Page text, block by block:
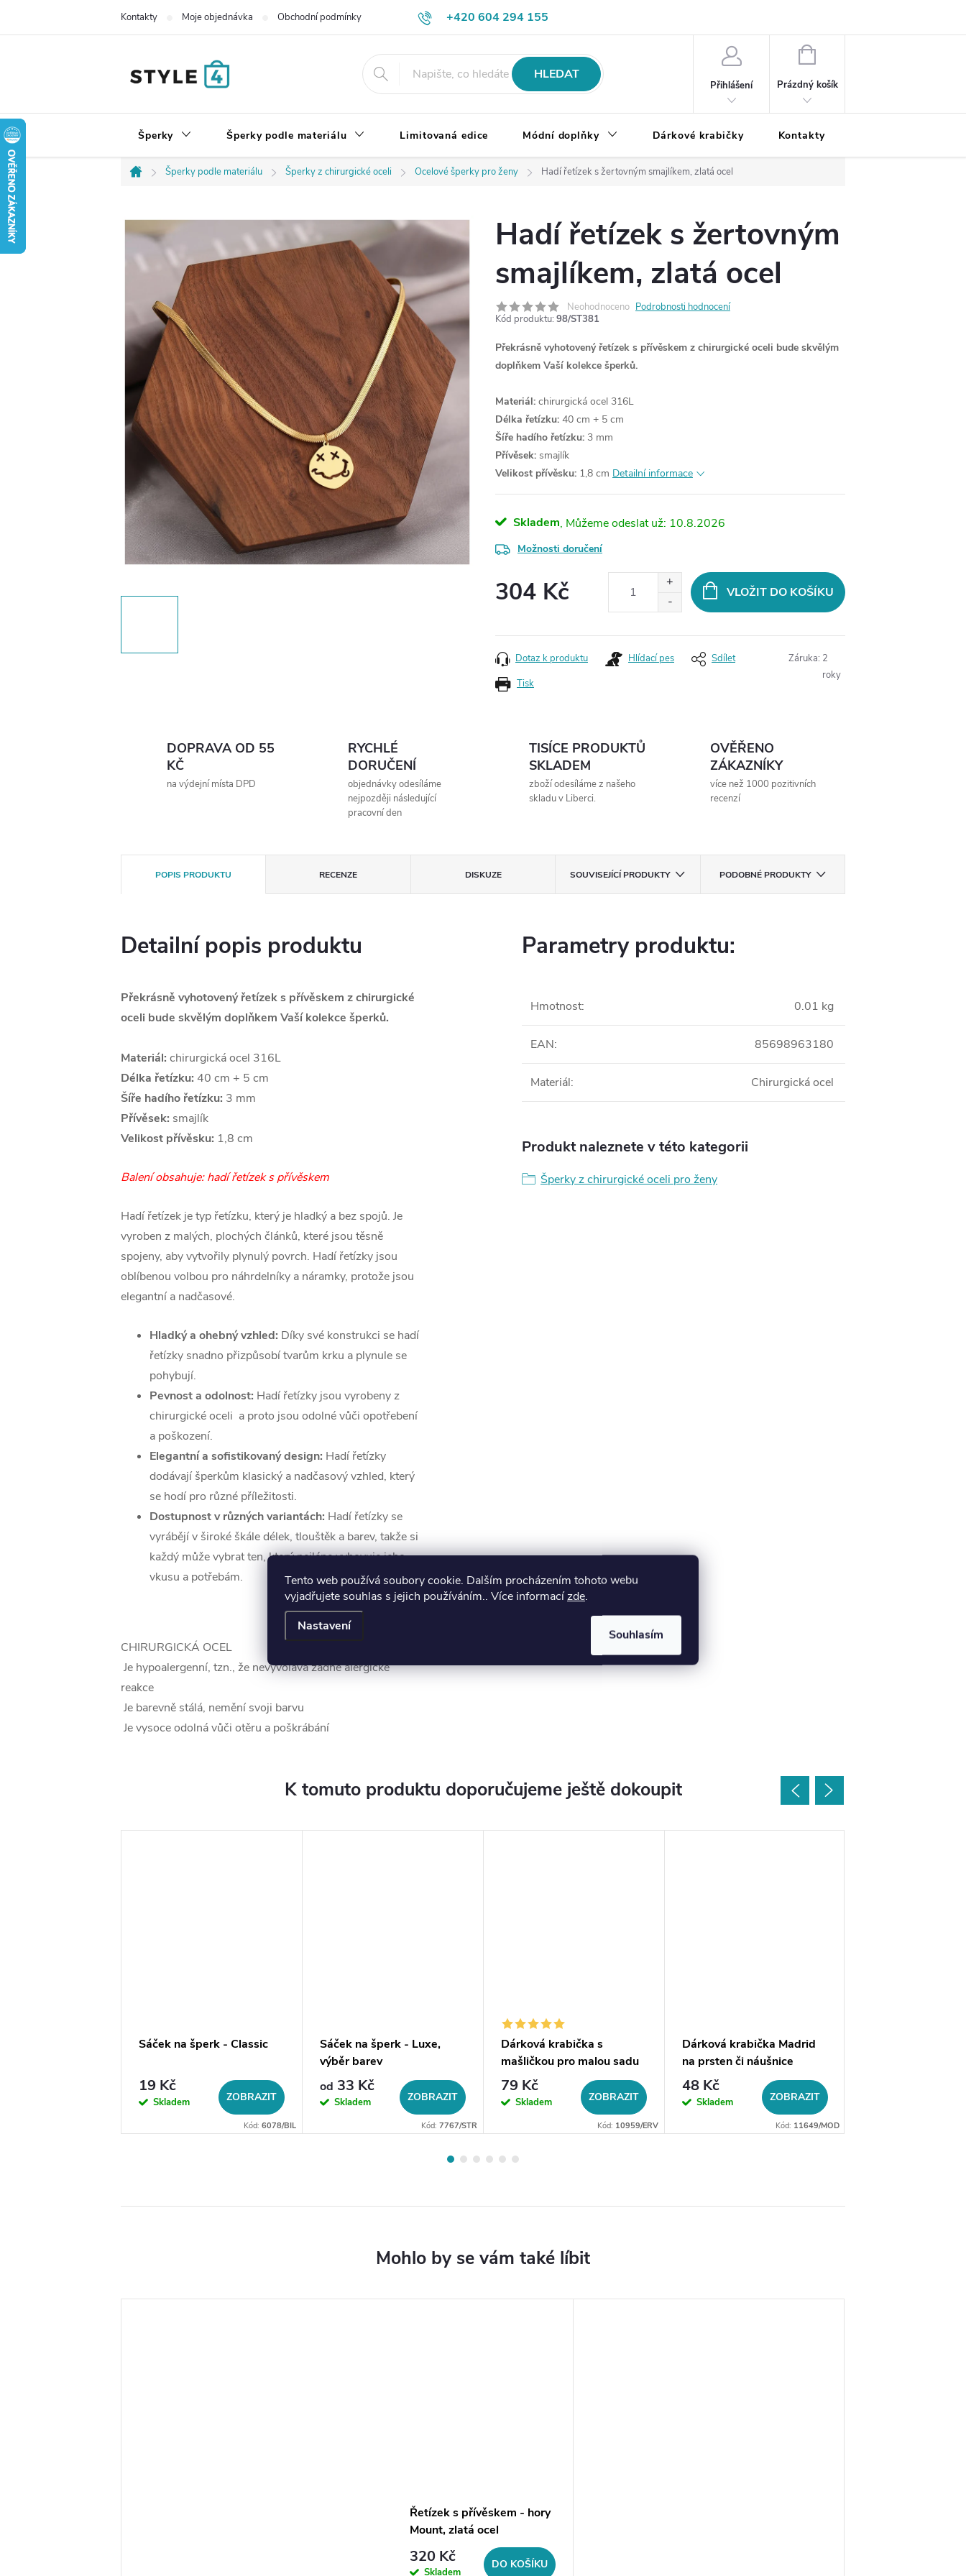
Tento web používá soubory cookie. Dalším procházením tohoto webu
vyjadřujete souhlas s jejich používáním.. Více informacízde.
Nastavení
Souhlasím
+420 604 294 155
Kontakty Moje objednávka Obchodní podmínky Výměna, vrácení a reklamace zboží
HLEDAT
Přihlášení
NÁKUPNÍ
Prázdný košík
Šperky Šperky podle materiálu Limitovaná edice Módní doplňky Dárkové krabičky Kontakty
Domů
Šperky podle materiálu Šperky z chirurgické oceli Ocelové šperky pro ženy Hadí řetízek s žertovným smajlíkem, zlatá ocel
Hadí řetízek s žertovným
smajlíkem, zlatá ocel
Neohodnoceno Podrobnosti hodnocení
Kód produktu: 98/ST381
Překrásně vyhotovený řetízek s přívěskem z chirurgické oceli bude skvělým
doplňkem Vaší kolekce šperků.
Materiál: chirurgická ocel 316L
Délka řetízku: 40 cm + 5 cm
Šíře hadího řetízku: 3 mm
Přívěsek: smajlík
Velikost přívěsku: 1,8 cm Detailní informace
Skladem 10.8.2026
Možnosti doručení
304 Kč VLOŽIT DO KOŠÍKU
Tisk
Dotaz k produktu Hlídací pes Sdílet Záruka: 2
roky
DOPRAVA OD 55
KČ
na výdejní místa DPD
RYCHLÉ
DORUČENÍ
objednávky odesíláme
nejpozději následující
pracovní den
TISÍCE PRODUKTŮ
SKLADEM
zboží odesíláme z našeho
skladu v Liberci.
OVĚŘENO
ZÁKAZNÍKY
více než 1000 pozitivních
recenzí
POPIS PRODUKTU RECENZE DISKUZE SOUVISEJÍCÍ PRODUKTY PODOBNÉ PRODUKTY
Detailní popis produktu
Překrásně vyhotovený řetízek s přívěskem z chirurgické
oceli bude skvělým doplňkem Vaší kolekce šperků.
Materiál: chirurgická ocel 316L
Délka řetízku: 40 cm + 5 cm
Šíře hadího řetízku: 3 mm
Přívěsek: smajlík
Velikost přívěsku: 1,8 cm
Balení obsahuje: hadí řetízek s přívěskem
Hadí řetízek je typ řetízku, který je hladký a bez spojů. Je
vyroben z malých, plochých článků, které jsou těsně
spojeny, aby vytvořily plynulý povrch. Hadí řetízky jsou
oblíbenou volbou pro náhrdelníky a náramky, protože jsou
elegantní a nadčasové.
Hladký a ohebný vzhled: Díky své konstrukci se hadí
řetízky snadno přizpůsobí tvarům krku a plynule se
pohybují.
Pevnost a odolnost: Hadí řetízky jsou vyrobeny z
chirurgické oceli a proto jsou odolné vůči opotřebení
a poškození.
Elegantní a sofistikovaný design: Hadí řetízky
dodávají šperkům klasický a nadčasový vzhled, který
se hodí pro různé příležitosti.
Dostupnost v různých variantách: Hadí řetízky se
vyrábějí v široké škále délek, tlouštěk a barev, takže si
každý může vybrat ten, který nejlépe vyhovuje jeho
vkusu a potřebám.
CHIRURGICKÁ OCEL
Je hypoalergenní, tzn., že nevyvolává žádné alergické
reakce
Je barevně stálá, nemění svoji barvu
Je vysoce odolná vůči otěru a poškrábání
Parametry produktu:
Hmotnost: 0.01 kg
EAN: 85698963180
Materiál: Chirurgická ocel
Produkt naleznete v této kategorii
Šperky z chirurgické oceli pro ženy
K tomuto produktu doporučujeme ještě dokoupit
Sáček na šperk - Classic
19 Kč
Skladem ZOBRAZIT
Kód: 6078/BIL
Sáček na šperk - Luxe,
výběr barev
od 33 Kč
Skladem ZOBRAZIT
Kód: 7767/STR
Dárková krabička s
mašličkou pro malou sadu
šperků
79 Kč
Skladem ZOBRAZIT
Kód: 10959/ERV
Dárková krabička Madrid
na prsten či náušnice
48 Kč
Skladem ZOBRAZIT
Kód: 11649/MOD
Řetízek s přívěskem - hory
Mount, zlatá ocel
320 Kč
Skladem
DO KOŠÍKU